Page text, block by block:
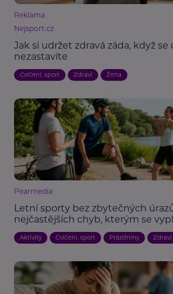
Reklama
Nejsport.cz
Jak si udržet zdravá záda, když se
nezastavíte
Cvičení, sport Zdraví Žena
Pearmedia
Letní sporty bez zbytečných
nejčastějších chyb, kterým se
Aktivity Cvičení, sport Prázdniny Zdraví